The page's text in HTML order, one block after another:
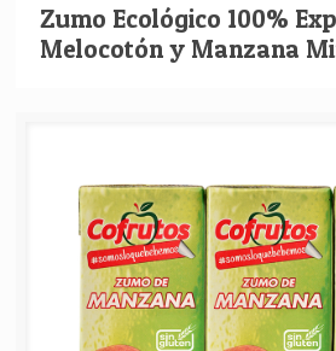
Zumo Ecológico 100%
Melocotón y Manzana